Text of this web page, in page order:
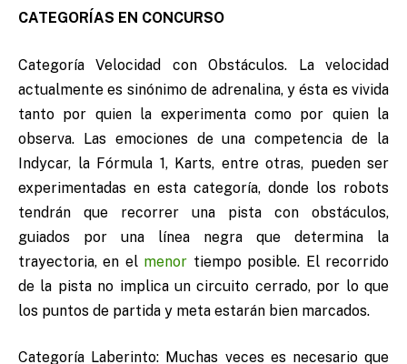
CATEGORÍAS EN CONCURSO
Categoría Velocidad con Obstáculos. La velocidad
actualmente es sinónimo de adrenalina, y ésta es vivida
tanto por quien la experimenta como por quien la
observa. Las emociones de una competencia de la
Indycar, la Fórmula 1, Karts, entre otras, pueden ser
experimentadas en esta categoría, donde los robots
tendrán que recorrer una pista con obstáculos,
guiados por una línea negra que determina la
trayectoria, en el menor tiempo posible. El recorrido
de la pista no implica un circuito cerrado, por lo que
los puntos de partida y meta estarán bien marcados.
Categoría Laberinto: Muchas veces es necesario que